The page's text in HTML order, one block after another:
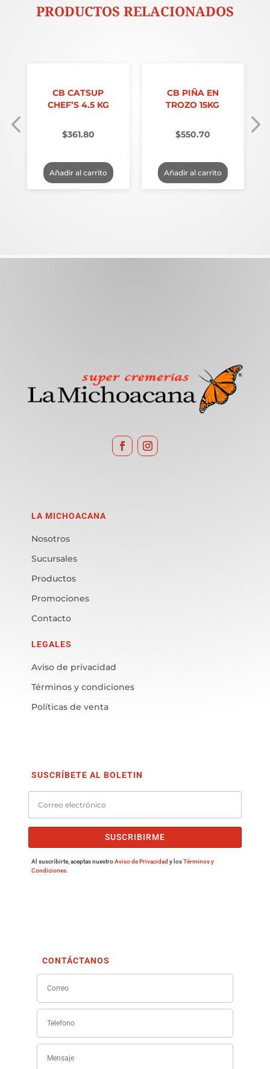
PRODUCTOS RELACIONADOS
CB CATSUP
CHEF’S 4.5 KG
$361.80
Añadir al carrito
CB PIÑA EN
TROZO 15KG
$550.70
Añadir al carrito
LA MICHOACANA
Nosotros
Sucursales
Productos
Promociones
Contacto
LEGALES
Aviso de privacidad
Términos y condiciones
Políticas de venta
SUSCRÍBETE AL BOLETIN
SUSCRIBIRME
Al suscribirte, aceptas nuestroAviso de Privacidad y losTérminos y
Condiciones.
CONTÁCTANOS